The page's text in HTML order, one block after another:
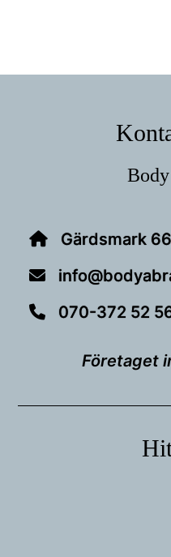
Gärdsmark
070-372 52
Företaget